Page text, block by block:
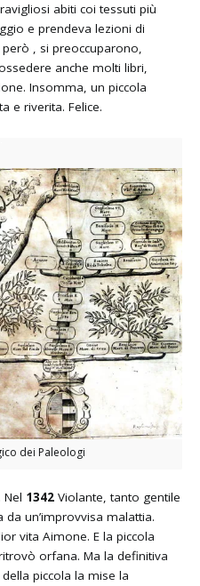
abiti coi tessuti più
e prendeva lezioni di
, si preoccuparono,
anche molti libri,
Insomma, un piccola
e riverita. Felice.
dei Paleologi
Nel 1342 Violante, tanto gentile
un’improvvisa malattia.
vita Aimone. E la piccola
orfana. Ma la definitiva
piccola la mise la